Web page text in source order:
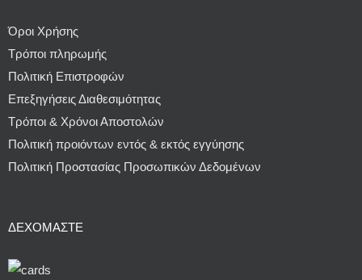
Όροι Χρήσης
Τρόποι πληρωμής
Πολιτική Επιστροφών
Επεξηγήσεις Διαθεσιμότητας
Τρόποι & Χρόνοι Αποστολών
Πολιτική προιόντων εντός & εκτός εγγύησης
Πολιτική Προστασίας Προσωπικών Δεδομένων
ΔΕΧΌΜΑΣΤΕ